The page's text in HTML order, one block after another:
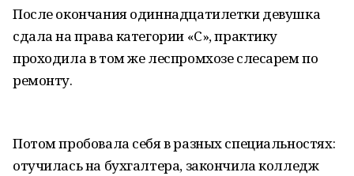
После окончания одиннадцатилетки девушка
сдала на права категории «С», практику
проходила в том же леспромхозе слесарем по
ремонту.
Потом пробовала себя в разных специальностях:
отучилась на бухгалтера, закончила колледж